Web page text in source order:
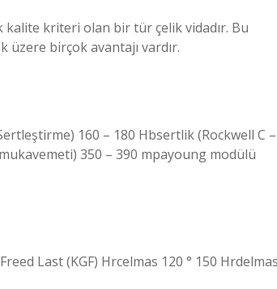
kalite kriteri olan bir tür çelik vidadır. Bu
üzere birçok avantajı vardır.
160 – 180 Hbsertlik (Rockwell C –
350 – 390 mpayoung modülü
Last (KGF) Hrcelmas 120 ° 150